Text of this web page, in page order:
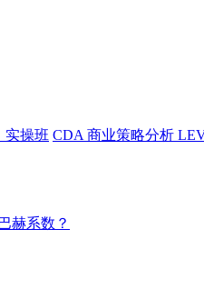
实操班 CDA 商业策略分析
赫系数？